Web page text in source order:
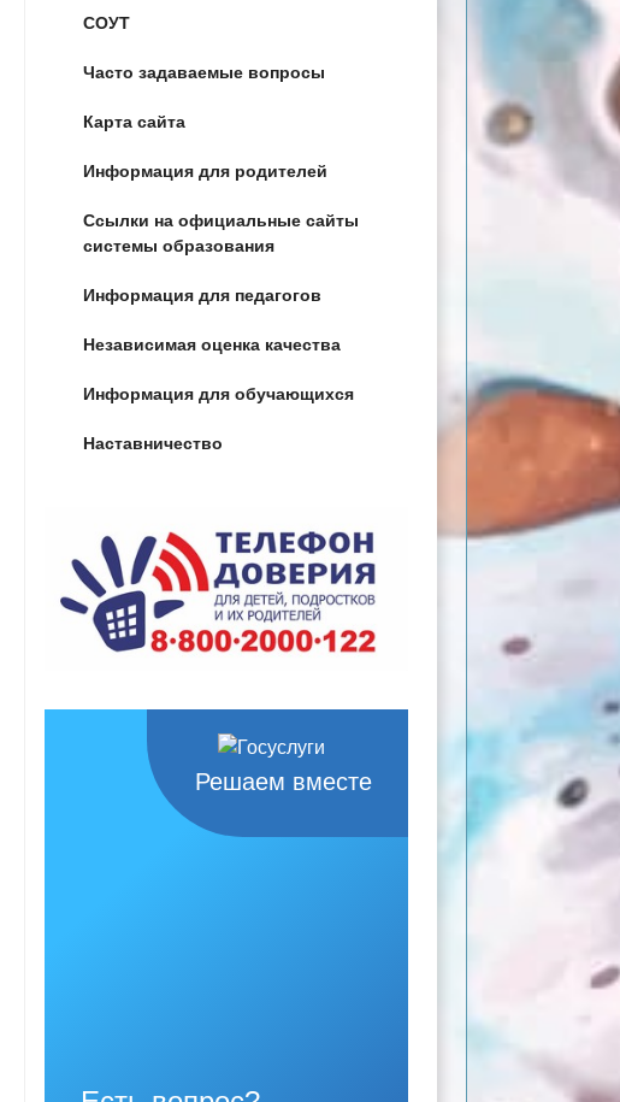
СОУТ
Часто задаваемые вопросы
Карта сайта
Информация для родителей
Ссылки на официальные сайты
системы образования
Информация для педагогов
Независимая оценка качества
Информация для обучающихся
Наставничество
Решаем вместе